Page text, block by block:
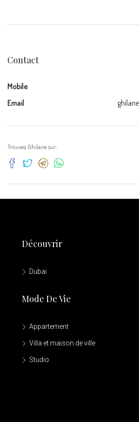
Contact
Mobile
Email
Trouvez Ghilane sur:
Découvrir
Dubai
Mode De Vie
Appartement
Villa et maison de ville
Studio